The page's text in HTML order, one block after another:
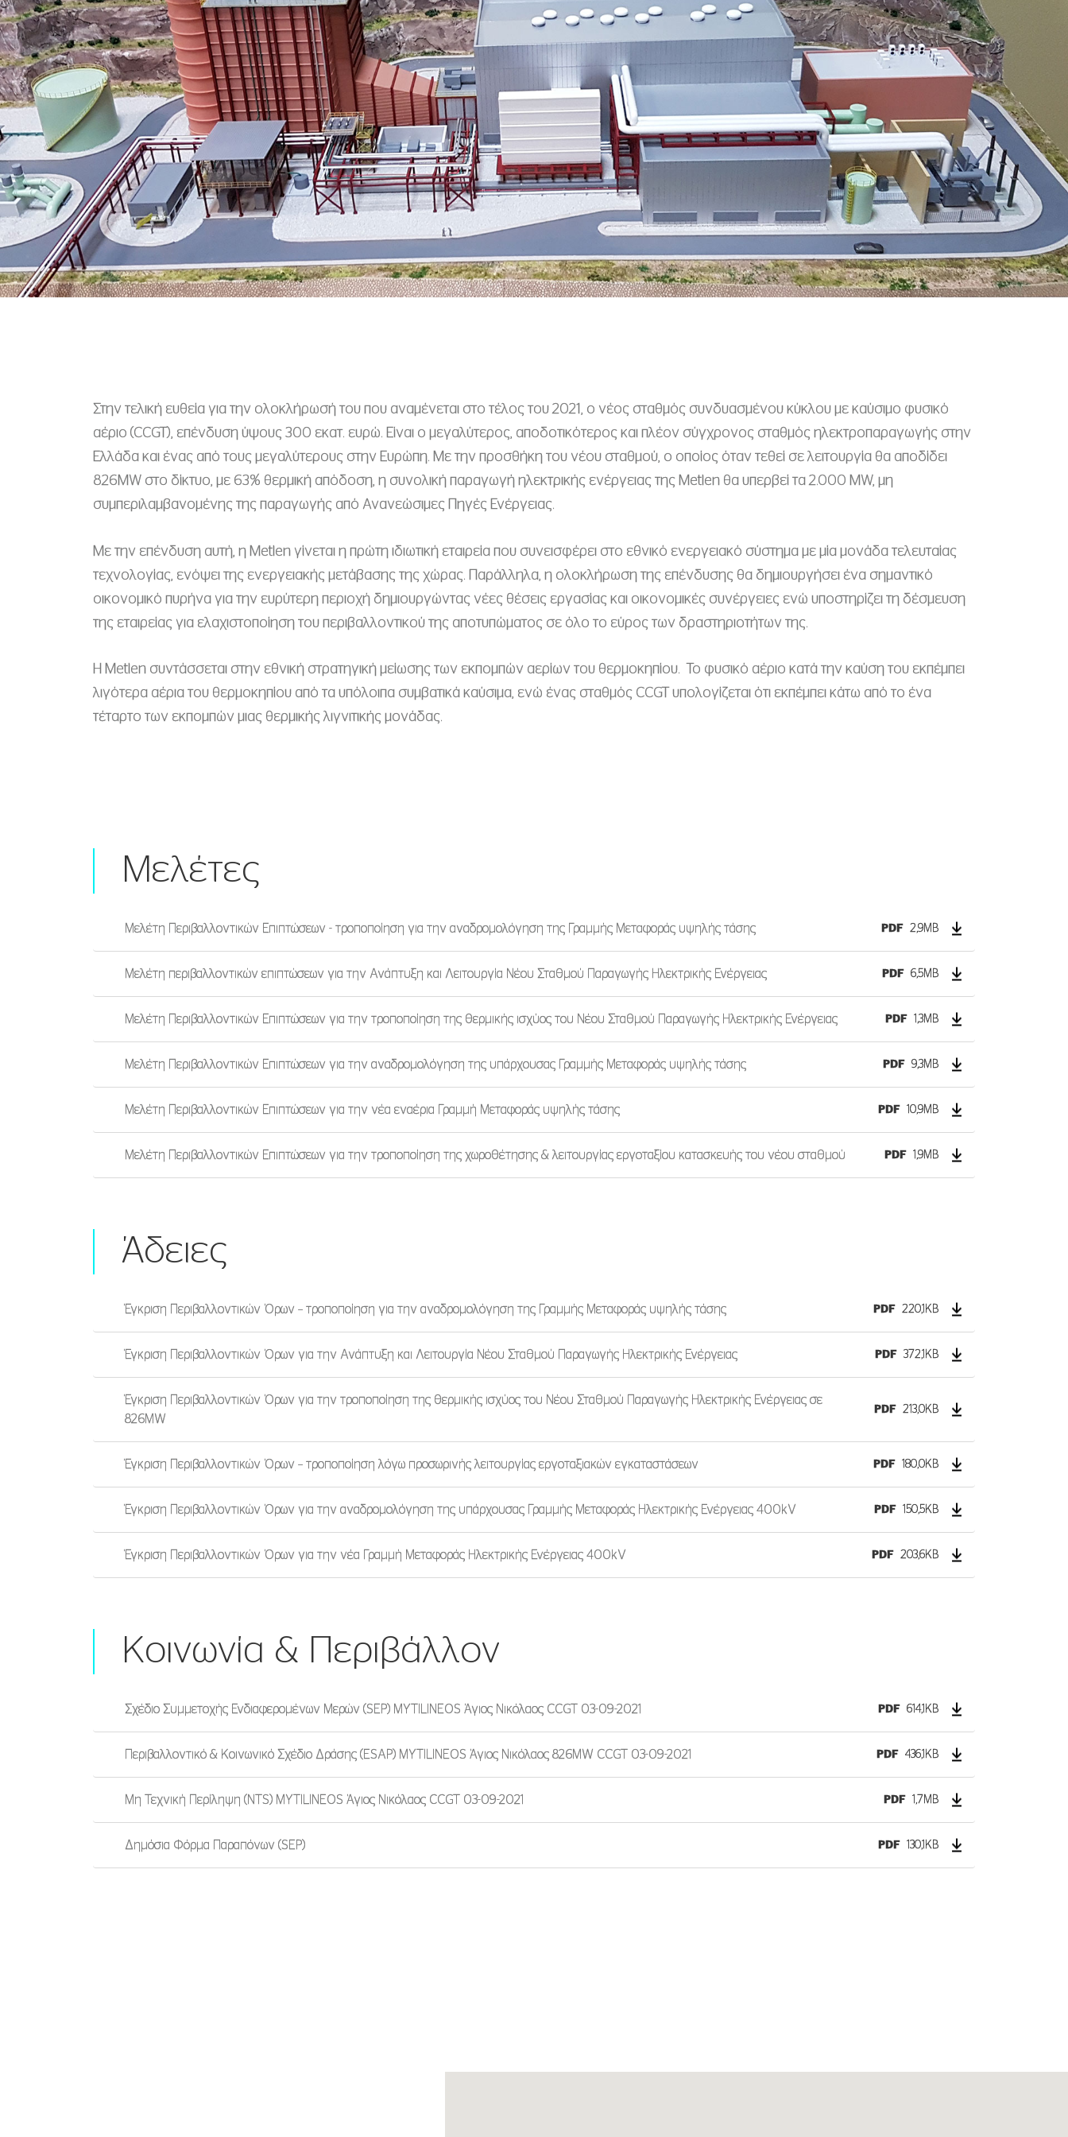
Στην τελική ευθεία για την ολοκλήρωσή του που αναμένεται στο τέλος του 2021, o νέος σταθμός συνδυασμένου κύκλου με καύσιμο φυσικό
αέριο (CCGT), επένδυση ύψους 300 εκατ. ευρώ. Είναι ο μεγαλύτερος, αποδοτικότερος και πλέον σύγχρονος σταθμός ηλεκτροπαραγωγής στην
Ελλάδα και ένας από τους μεγαλύτερους στην Ευρώπη. Με την προσθήκη του νέου σταθμού, ο οποίος όταν τεθεί σε λειτουργία θα αποδίδει
826MW στο δίκτυο, με 63% θερμική απόδοση, η συνολική παραγωγή ηλεκτρικής ενέργειας της Metlen θα υπερβεί τα 2.000 MW, μη
συμπεριλαμβανομένης της παραγωγής από Ανανεώσιμες Πηγές Ενέργειας.
Με την επένδυση αυτή, η Metlen γίνεται η πρώτη ιδιωτική εταιρεία που συνεισφέρει στο εθνικό ενεργειακό σύστημα με μία μονάδα τελευταίας
τεχνολογίας, ενόψει της ενεργειακής μετάβασης της χώρας. Παράλληλα, η ολοκλήρωση της επένδυσης θα δημιουργήσει ένα σημαντικό
οικονομικό πυρήνα για την ευρύτερη περιοχή δημιουργώντας νέες θέσεις εργασίας και οικονομικές συνέργειες ενώ υποστηρίζει τη δέσμευση
της εταιρείας για ελαχιστοποίηση του περιβαλλοντικού της αποτυπώματος σε όλο το εύρος των δραστηριοτήτων της.
Η Metlen συντάσσεται στην εθνική στρατηγική μείωσης των εκπομπών αερίων του θερμοκηπίου. Το φυσικό αέριο κατά την καύση του εκπέμπει
λιγότερα αέρια του θερμοκηπίου από τα υπόλοιπα συμβατικά καύσιμα, ενώ ένας σταθμός CCGT υπολογίζεται ότι εκπέμπει κάτω από το ένα
τέταρτο των εκπομπών μιας θερμικής λιγνιτικής μονάδας.
Μελέτες
Μελέτη Περιβαλλοντικών Επιπτώσεων - τροποποίηση για την αναδρομολόγηση της Γραμμής Μεταφοράς υψηλής τάσης PDF 2,9MB
Μελέτη περιβαλλοντικών επιπτώσεων για την Ανάπτυξη και Λειτουργία Νέου Σταθμού Παραγωγής Ηλεκτρικής Ενέργειας PDF 6,5MB
Μελέτη Περιβαλλοντικών Επιπτώσεων για την τροποποίηση της θερμικής ισχύος του Νέου Σταθμού Παραγωγής Ηλεκτρικής Ενέργειας PDF 1,3MB
Μελέτη Περιβαλλοντικών Επιπτώσεων για την αναδρομολόγηση της υπάρχουσας Γραμμής Μεταφοράς υψηλής τάσης PDF 9,3MB
Μελέτη Περιβαλλοντικών Επιπτώσεων για την νέα εναέρια Γραμμή Μεταφοράς υψηλής τάσης PDF 10,9MB
Μελέτη Περιβαλλοντικών Επιπτώσεων για την τροποποίηση της χωροθέτησης & λειτουργίας εργοταξίου κατασκευής του νέου σταθμού PDF 1,9MB
Άδειες
Έγκριση Περιβαλλοντικών Όρων – τροποποίηση για την αναδρομολόγηση της Γραμμής Μεταφοράς υψηλής τάσης PDF 220,1KB
Έγκριση Περιβαλλοντικών Όρων για την Ανάπτυξη και Λειτουργία Νέου Σταθμού Παραγωγής Ηλεκτρικής Ενέργειας PDF 372,1KB
Έγκριση Περιβαλλοντικών Όρων για την τροποποίηση της θερμικής ισχύος του Νέου Σταθμού Παραγωγής Ηλεκτρικής Ενέργειας σε
826MW
PDF 213,0KB
Έγκριση Περιβαλλοντικών Όρων – τροποποίηση λόγω προσωρινής λειτουργίας εργοταξιακών εγκαταστάσεων PDF 180,0KB
Έγκριση Περιβαλλοντικών Όρων για την αναδρομολόγηση της υπάρχουσας Γραμμής Μεταφοράς Ηλεκτρικής Ενέργειας 400kV PDF 150,5KB
Έγκριση Περιβαλλοντικών Όρων για την νέα Γραμμή Μεταφοράς Ηλεκτρικής Ενέργειας 400kV PDF 203,6KB
Κοινωνία & Περιβάλλον
Σχέδιο Συμμετοχής Ενδιαφερομένων Μερών (SEP) MYTILINEOS Άγιος Νικόλαος CCGT 03-09-2021 PDF 614,1KB
Περιβαλλοντικό & Κοινωνικό Σχέδιο Δράσης (ESAP) MYTILINEOS Άγιος Νικόλαος 826MW CCGT 03-09-2021 PDF 436,1KB
Μη Τεχνική Περίληψη (NTS) MYTILINEOS Άγιος Νικόλαος CCGT 03-09-2021 PDF 1,7MB
Δημόσια Φόρμα Παραπόνων (SEP) PDF 130,1KB